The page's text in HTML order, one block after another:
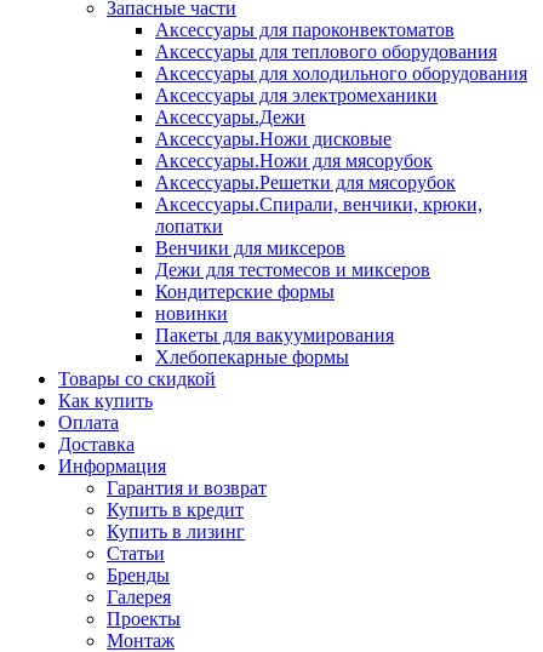
Запасные части
Аксессуары для пароконвектоматов
Аксессуары для теплового оборудования
Аксессуары для холодильного оборудования
Аксессуары для электромеханики
Аксессуары.Дежи
Аксессуары.Ножи дисковые
Аксессуары.Ножи для мясорубок
Аксессуары.Решетки для мясорубок
Аксессуары.Спирали, венчики, крюки,
лопатки
Венчики для миксеров
Дежи для тестомесов и миксеров
Кондитерские формы
новинки
Пакеты для вакуумирования
Хлебопекарные формы
Товары со скидкой
Как купить
Оплата
Доставка
Информация
Гарантия и возврат
Купить в кредит
Купить в лизинг
Статьи
Бренды
Галерея
Проекты
Монтаж